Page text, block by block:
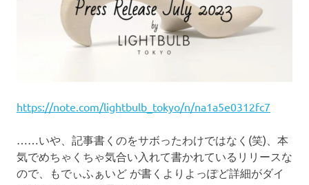
https://note.com/lightbulb_tokyo/n/na1a5e0312fc7
……いや、記事書くのをサボったわけではなく(笑)、本
気でめちゃくちゃ気合い入れて書かれているリリースな
ので、もでぃふぁいど が書くよりよっぽど詳細がダイ